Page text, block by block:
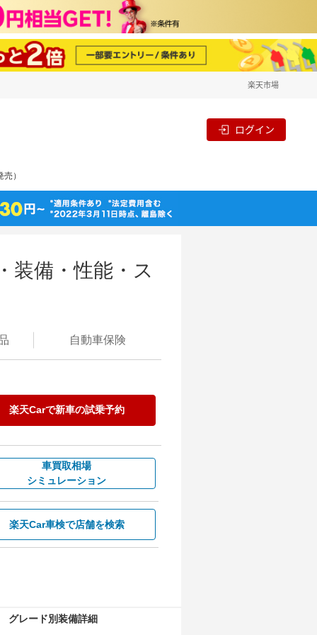
楽天市場
ログイン
）
装備・性能・ス
自動車保険
楽天Carで新車の試乗予約
車買取相場
シミュレーション
楽天Car車検で店舗を検索
グレード別装備詳細